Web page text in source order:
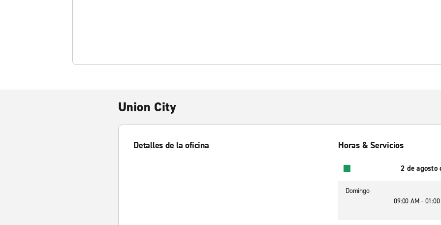
Union City
Detalles de la oficina Horas & Servicios
2 de agosto
Domingo
09:00 AM -